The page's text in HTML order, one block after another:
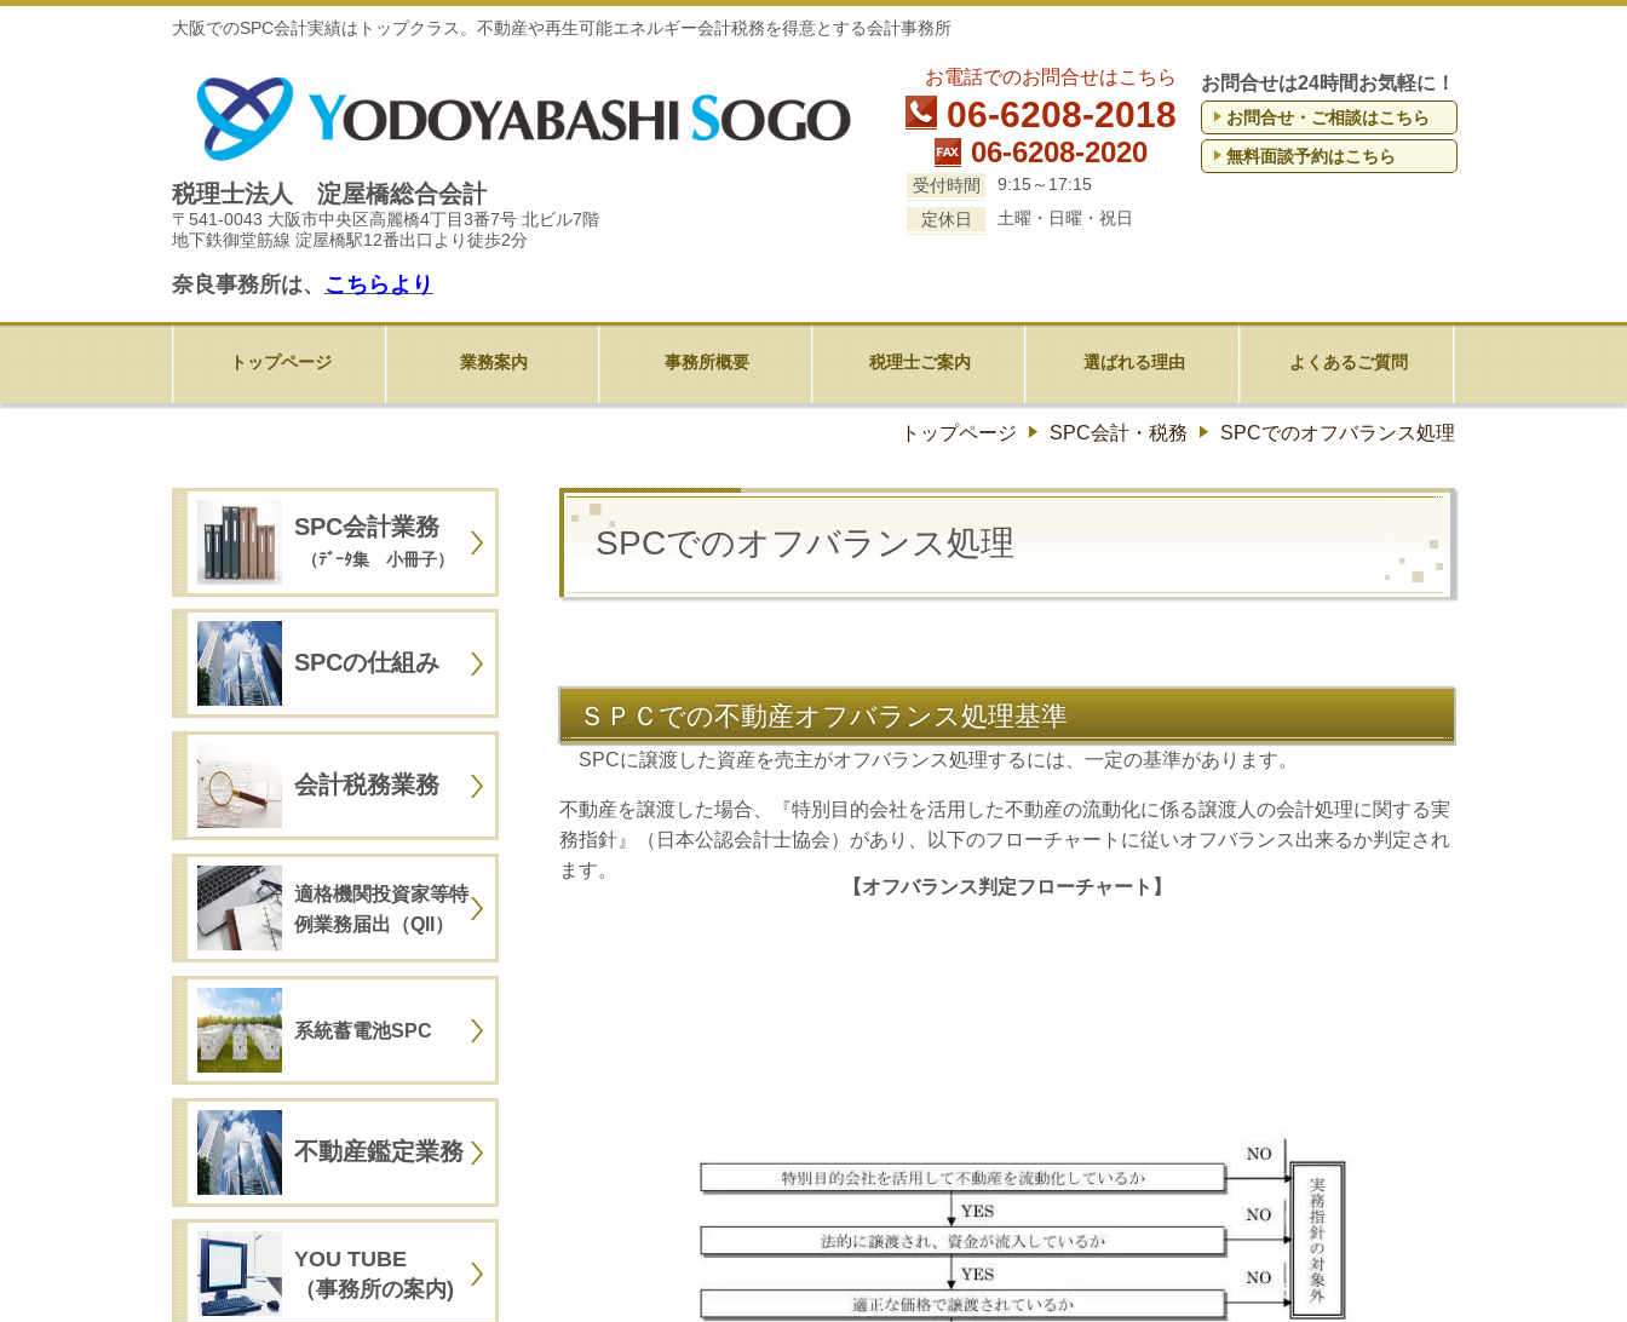
大阪でのSPC会計実績はトップクラス。不動産や再生可能エネルギー会計税務を得意とする会計事務所
税理士法人 淀屋橋総合会計
〒541-0043 大阪市中央区高麗橋4丁目3番7号 北ビル7階
地下鉄御堂筋線 淀屋橋駅12番出口より徒歩2分
奈良事務所は、 こちらより
お電話でのお問合せはこちら
06-6208-2018
06-6208-2020
受付時間
9:15～17:15
定休日
土曜・日曜・祝日
お問合せは24時間お気軽に！
お問合せ・ご相談はこちら
無料面談予約はこちら
トップページ 業務案内 事務所概要 税理士ご案内 選ばれる理由 よくあるご質問
トップページ SPC会計・税務 SPCでのオフバランス処理
SPCでのオフバランス処理
ＳＰＣでの不動産オフバランス処理基準
SPCに譲渡した資産を売主がオフバランス処理するには、一定の基準があります。
不動産を譲渡した場合、『特別目的会社を活用した不動産の流動化に係る譲渡人の会計処理に関する実
務指針』（日本公認会計士協会）があり、以下のフローチャートに従いオフバランス出来るか判定され
ます。
【オフバランス判定フローチャート】
SPC会計業務
（ﾃﾞｰﾀ集 小冊子）
SPCの仕組み
会計税務業務
適格機関投資家等特
例業務届出（QII）
系統蓄電池SPC
不動産鑑定業務
YOU TUBE
（事務所の案内)